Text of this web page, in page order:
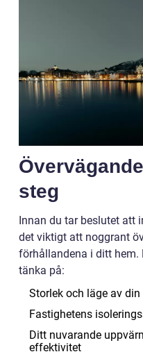
steg
Innan du tar beslutet att
det viktigt att noggrant
förhållandena i ditt hem.
tänka på:
Storlek och läge av
Fastighetens
Ditt nuvarande
effektivitet